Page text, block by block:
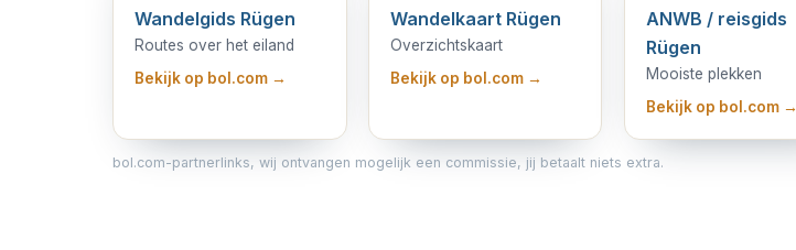
Wandelgids Rügen
Routes over het eiland
Bekijk op bol.com →
Wandelkaart Rügen
Overzichtskaart
Bekijk op bol.com →
ANWB / reisgids
Rügen
Mooiste plekken
Bekijk op bol.com →
bol.com-partnerlinks, wij ontvangen mogelijk een commissie, jij betaalt niets extra.